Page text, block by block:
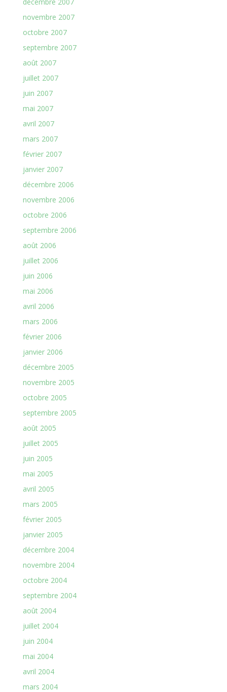
novembre 2007
octobre 2007
septembre 2007
août 2007
juillet 2007
juin 2007
mai 2007
avril 2007
mars 2007
février 2007
janvier 2007
décembre 2006
novembre 2006
octobre 2006
septembre 2006
août 2006
juillet 2006
juin 2006
mai 2006
avril 2006
mars 2006
février 2006
janvier 2006
décembre 2005
novembre 2005
octobre 2005
septembre 2005
août 2005
juillet 2005
juin 2005
mai 2005
avril 2005
mars 2005
février 2005
janvier 2005
décembre 2004
novembre 2004
octobre 2004
septembre 2004
août 2004
juillet 2004
juin 2004
mai 2004
avril 2004
mars 2004